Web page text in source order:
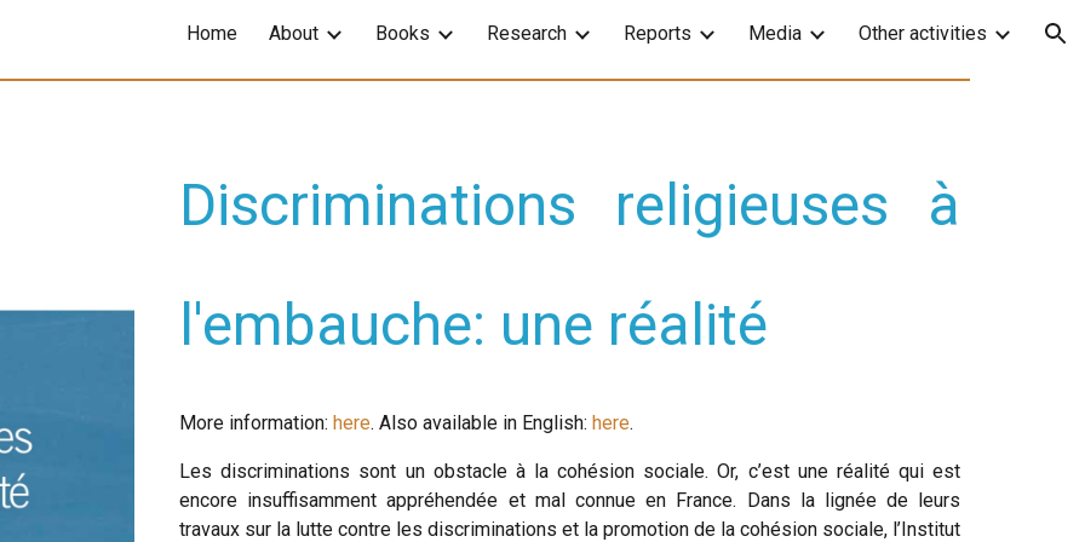
Skip to navigation
Home About Books Research Reports Media Other activities
Discriminations religieuses à
l'embauche: une réalité
More information:here.Also available in English:here.
Les discriminations sont un obstacle à la cohésion sociale. Or, c’est une réalité qui est
encore insuffisamment appréhendée et mal connue en France. Dans la lignée de leurs
travaux sur la lutte contre les discriminations et la promotion de la cohésion sociale, l’Institut